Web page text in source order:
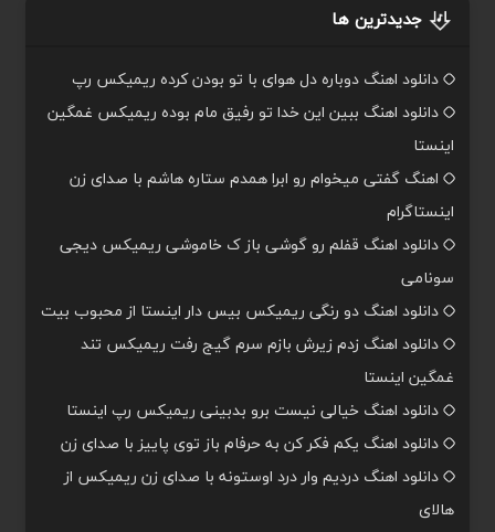
جدیدترین ها
دانلود اهنگ دوباره دل هوای با تو بودن کرده ریمیکس رپ
دانلود اهنگ ببین این خدا تو رفیق مام بوده ریمیکس غمگین
اینستا
اهنگ گفتی میخوام رو ابرا همدم ستاره هاشم با صدای زن
اینستاگرام
دانلود اهنگ قفلم رو گوشی باز ک خاموشی ریمیکس دیجی
سونامی
دانلود اهنگ دو رنگی ریمیکس بیس دار اینستا از محبوب بیت
دانلود اهنگ زدم زیرش بازم سرم گیج رفت ریمیکس تند
غمگین اینستا
دانلود اهنگ خیالی نیست برو بدبینی ریمیکس رپ اینستا
دانلود اهنگ یکم فکر کن به حرفام باز توی پاییز با صدای زن
دانلود اهنگ دردیم وار درد اوستونه با صدای زن ریمیکس از
هالای